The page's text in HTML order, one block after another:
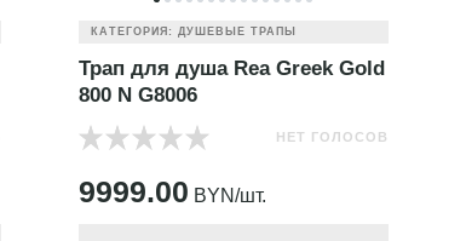
КАТЕГОРИЯ: ДУШЕВЫЕ ТРАПЫ
Трап для душа Rea Greek Gold
800 N G8006
НЕТ ГОЛОСОВ
9999.00 BYN/шт.